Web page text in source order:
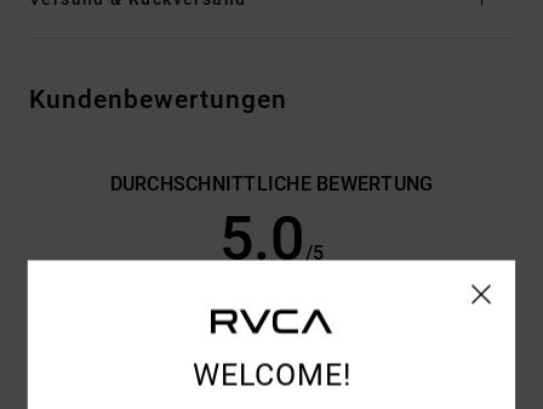
Kundenbewertungen
DURCHSCHNITTLICHE BEWERTUNG
5.0/5
2 VERIFIZIERTEN BEWERTUNGEN
100% UNSERER KUNDEN EMPFEHLEN DIESES PRODUKT
WELCOME!